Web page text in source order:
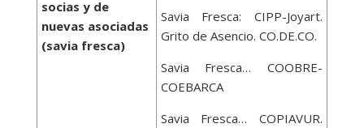
socias y de
nuevas asociadas
(savia fresca)
Savia Fresca: CIPP-Joyart.
Grito de Asencio. CO.DE.CO.
Savia Fresca… COOBRE-
COEBARCA
Savia Fresca… COPIAVUR.